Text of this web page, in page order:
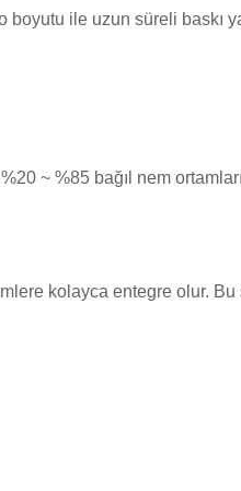
boyutu ile uzun süreli baskı
~ %85 bağıl nem
kolayca entegre olur. Bu